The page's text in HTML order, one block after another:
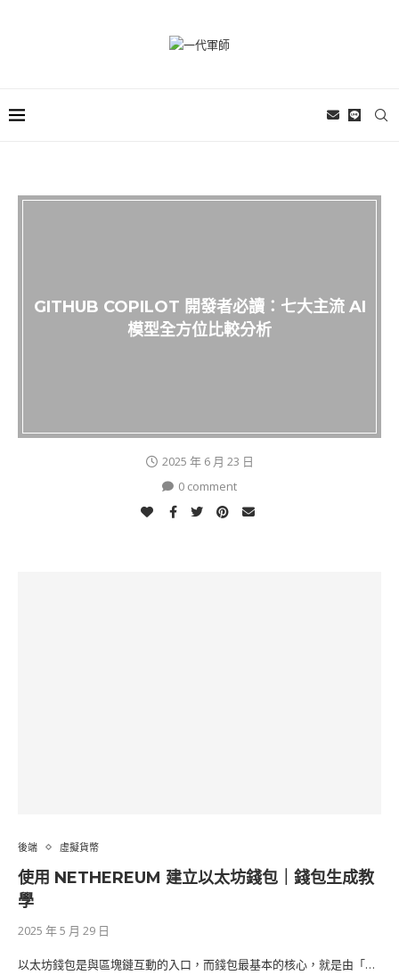
GITHUB COPILOT 開發者必讀：七大主流 AI
模型全方位比較分析
2025 年 6 月 23 日
0 comment
後端 虛擬貨幣
使用 NETHEREUM 建立以太坊錢包｜錢包生成教
學
2025 年 5 月 29 日
以太坊錢包是與區塊鏈互動的入口，而錢包最基本的核心，就是由「…